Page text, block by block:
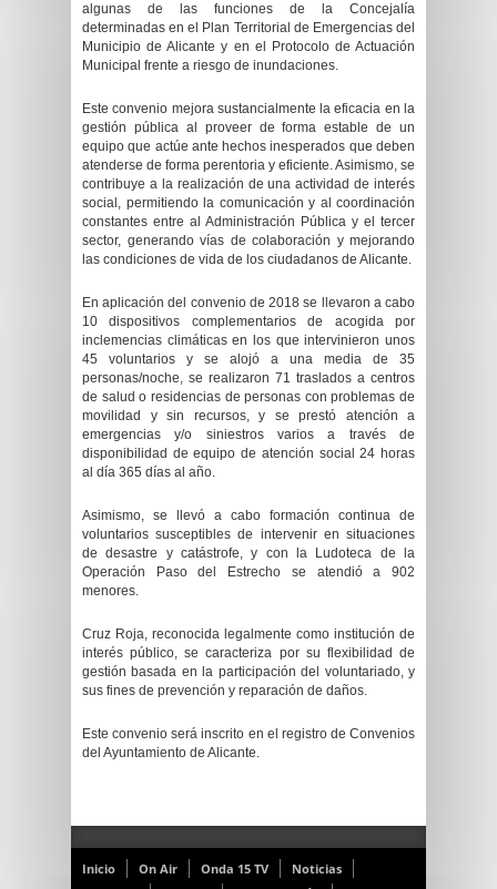
algunas de las funciones de la Concejalía
determinadas en el Plan Territorial de Emergencias del
Municipio de Alicante y en el Protocolo de Actuación
Municipal frente a riesgo de inundaciones.
Este convenio mejora sustancialmente la eficacia en la
gestión pública al proveer de forma estable de un
equipo que actúe ante hechos inesperados que deben
atenderse de forma perentoria y eficiente. Asimismo, se
contribuye a la realización de una actividad de interés
social, permitiendo la comunicación y al coordinación
constantes entre al Administración Pública y el tercer
sector, generando vías de colaboración y mejorando
las condiciones de vida de los ciudadanos de Alicante.
En aplicación del convenio de 2018 se llevaron a cabo
10 dispositivos complementarios de acogida por
inclemencias climáticas en los que intervinieron unos
45 voluntarios y se alojó a una media de 35
personas/noche, se realizaron 71 traslados a centros
de salud o residencias de personas con problemas de
movilidad y sin recursos, y se prestó atención a
emergencias y/o siniestros varios a través de
disponibilidad de equipo de atención social 24 horas
al día 365 días al año.
Asimismo, se llevó a cabo formación continua de
voluntarios susceptibles de intervenir en situaciones
de desastre y catástrofe, y con la Ludoteca de la
Operación Paso del Estrecho se atendió a 902
menores.
Cruz Roja, reconocida legalmente como institución de
interés público, se caracteriza por su flexibilidad de
gestión basada en la participación del voluntariado, y
sus fines de prevención y reparación de daños.
Este convenio será inscrito en el registro de Convenios
del Ayuntamiento de Alicante.
Inicio On Air Onda 15 TV
Noticias